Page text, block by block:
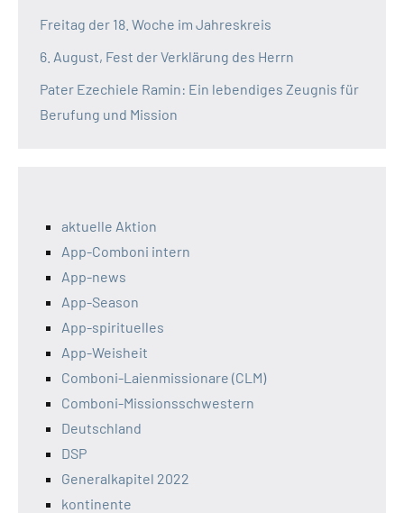
Freitag der 18. Woche im Jahreskreis
6. August, Fest der Verklärung des Herrn
Pater Ezechiele Ramin: Ein lebendiges Zeugnis für
Berufung und Mission
aktuelle Aktion
App-Comboni intern
App-news
App-Season
App-spirituelles
App-Weisheit
Comboni-Laienmissionare (CLM)
Comboni-Missionsschwestern
Deutschland
DSP
Generalkapitel 2022
kontinente